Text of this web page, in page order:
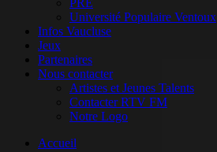
PRE
Université Populaire Ventoux
Infos Vaucluse
Jeux
Partenaires
Nous contacter
Artistes et Jeunes Talents
Contacter RTV FM
Notre Logo
Accueil